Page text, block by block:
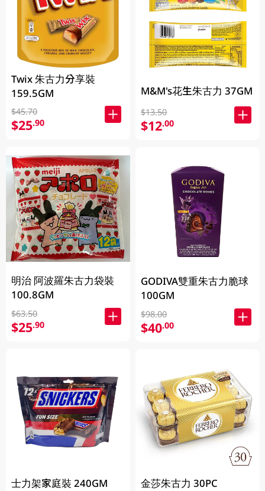
Twix 朱古力分享裝
159.5GM
$45.70
$25.90
明治 阿波羅朱古力袋裝
100.8GM
$63.50
$25.90
士力架家庭裝 240GM
M&M's花生朱古力 37GM
$13.50
$12.00
GODIVA雙重朱古力脆球
100GM
$98.00
$40.00
金莎朱古力 30PC